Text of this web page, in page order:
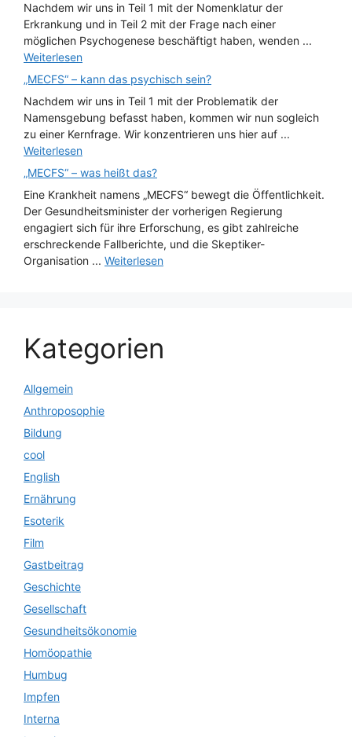
Nachdem wir uns in Teil 1 mit der Nomenklatur der
Erkrankung und in Teil 2 mit der Frage nach einer
möglichen Psychogenese beschäftigt haben, wenden ...
Weiterlesen
„MECFS“ – kann das psychisch sein?
Nachdem wir uns in Teil 1 mit der Problematik der
Namensgebung befasst haben, kommen wir nun sogleich
zu einer Kernfrage. Wir konzentrieren uns hier auf ...
Weiterlesen
„MECFS“ – was heißt das?
Eine Krankheit namens „MECFS“ bewegt die Öffentlichkeit.
Der Gesundheitsminister der vorherigen Regierung
engagiert sich für ihre Erforschung, es gibt zahlreiche
erschreckende Fallberichte, und die Skeptiker-
Organisation ... Weiterlesen
Kategorien
Allgemein
Anthroposophie
Bildung
cool
English
Ernährung
Esoterik
Film
Gastbeitrag
Geschichte
Gesellschaft
Gesundheitsökonomie
Homöopathie
Humbug
Impfen
Interna